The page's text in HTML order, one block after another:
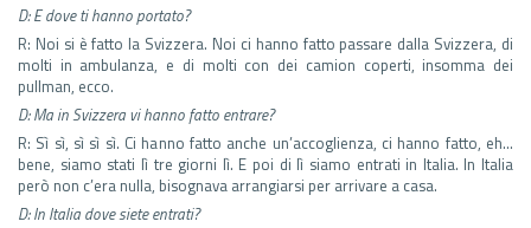
D: E dove ti hanno portato?
R: Noi si è fatto la Svizzera. Noi ci hanno fatto passare dalla Svizzera, di
molti in ambulanza, e di molti con dei camion coperti, insomma dei
pullman, ecco.
D: Ma in Svizzera vi hanno fatto entrare?
R: Sì sì, sì sì sì. Ci hanno fatto anche un’accoglienza, ci hanno fatto, eh…
bene, siamo stati lì tre giorni lì. E poi di lì siamo entrati in Italia. In Italia
però non c’era nulla, bisognava arrangiarsi per arrivare a casa.
D: In Italia dove siete entrati?